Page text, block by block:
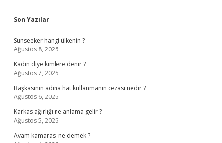
Sidebar
Son Yazılar
Sunseeker hangi ülkenin ?
Ağustos 8, 2026
Kadın diye kimlere denir ?
Ağustos 7, 2026
Başkasının adına hat kullanmanın cezası nedir ?
Ağustos 6, 2026
Karkas ağırlığı ne anlama gelir ?
Ağustos 5, 2026
Avam kamarası ne demek ?